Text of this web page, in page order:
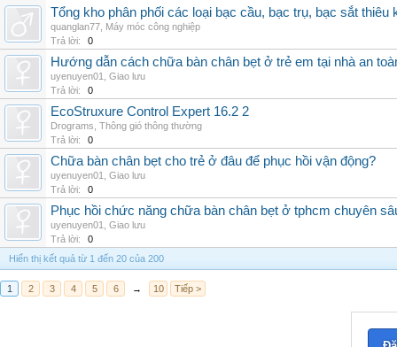
Tổng kho phân phối các loại bạc cầu, bạc trụ, bạc sắt thiêu
quanglan77 Máy móc công nghiệp
Trả lời:
0
Hướng dẫn cách chữa bàn chân bẹt ở trẻ em tại nhà an
uyenuyen01
Giao lưu
Trả lời:
0
EcoStruxure Control Expert 16.2 2
Drograms Thông gió thông thường
Trả lời:
0
Chữa bàn chân bẹt cho trẻ ở đâu để phục hồi vận động?
uyenuyen01
Giao lưu
Trả lời:
0
Phục hồi chức năng chữa bàn chân bẹt ở tphcm chuyên
uyenuyen01
Giao lưu
Trả lời:
0
Hiển thị kết quả từ 1 đến 20 của 200
1 2 3 4 5 6 → 10 Tiếp >